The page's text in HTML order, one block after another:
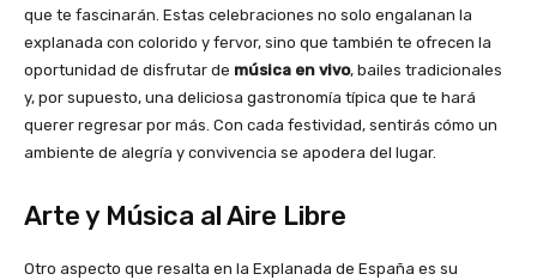
que te fascinarán. Estas celebraciones no solo engalanan la
explanada con colorido y fervor, sino que también te ofrecen la
oportunidad de disfrutar de música en vivo, bailes tradicionales
y, por supuesto, una deliciosa gastronomía típica que te hará
querer regresar por más. Con cada festividad, sentirás cómo un
ambiente de alegría y convivencia se apodera del lugar.
Arte y Música al Aire Libre
Otro aspecto que resalta en la Explanada de España es su